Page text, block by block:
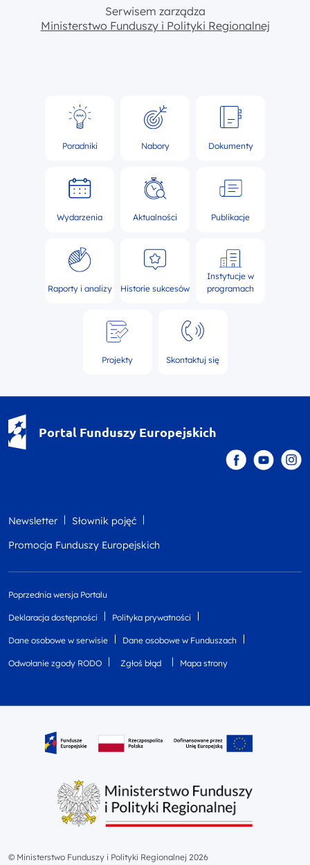
Serwisem zarządza
Ministerstwo Funduszy i Polityki Regionalnej
Poradniki Nabory Dokumenty
Wydarzenia Aktualności Publikacje
Raporty i analizy Historie sukcesów
Instytucje w
programach
Projekty Skontaktuj się
Portal Funduszy Europejskich
Newsletter
Słownik pojęć
Promocja Funduszy Europejskich
Poprzednia wersja Portalu
Deklaracja dostępności Polityka prywatności
Dane osobowe w serwisie Dane osobowe w Funduszach
Odwołanie zgody RODO Zgłoś błąd Mapa strony
© Ministerstwo Funduszy i Polityki Regionalnej 2026